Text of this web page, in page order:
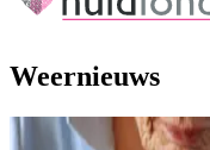
Weernieuws